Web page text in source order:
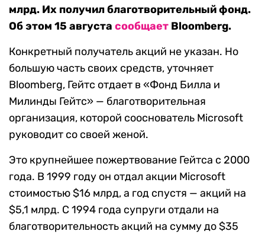
млрд. Их получил благотворительный фонд.
Об этом 15 августа сообщает Bloomberg.
Конкретный получатель акций не указан. Но
большую часть своих средств, уточняет
Bloomberg, Гейтс отдает в «Фонд Билла и
Милинды Гейтс» — благотворительная
организация, которой сооснователь Microsoft
руководит со своей женой.
Это крупнейшее пожертвование Гейтса с 2000
года. В 1999 году он отдал акции Microsoft
стоимостью $16 млрд, а год спустя — акций на
$5,1 млрд. С 1994 года супруги отдали на
благотворительность акций на сумму до $35